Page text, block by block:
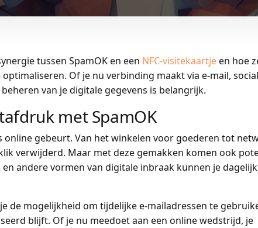
tussen SpamOK en een NFC-visitekaartjeen hoe
Of je nu verbinding maakt via e-mail,
van je digitale gegevens is belangrijk.
met SpamOK
online gebeurt. Van het winkelen voor goederen tot
verwijderd. Maar met deze gemakken komen ook
andere vormen van digitale inbraak kunnen je
de mogelijkheid om tijdelijke e-mailadressen te
blijft. Of je nu meedoet aan een online wedstrijd, je